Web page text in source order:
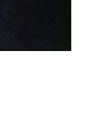
雄醫驚見「台灣